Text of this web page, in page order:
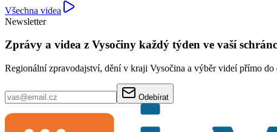
Všechna videa
Newsletter
Zprávy a videa z Vysočiny každý týden ve vaší
Regionální zpravodajství, dění v kraji Vysočina a výběr videí přímo do
Odebírat